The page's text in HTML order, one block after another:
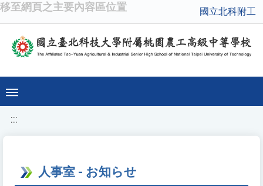
移至網頁之主要內容區位置 國立北科附工
:::
人事室 - お知らせ